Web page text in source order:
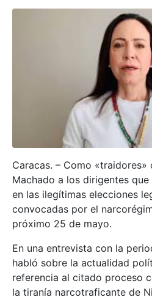
Caracas. – Como
Machado a los dirigentes
en las ilegítimas elecciones
convocadas por el
próximo 25 de mayo.
En una entrevista con la
habló sobre la actualidad
referencia al citado proceso
la tiranía narcotraficante de